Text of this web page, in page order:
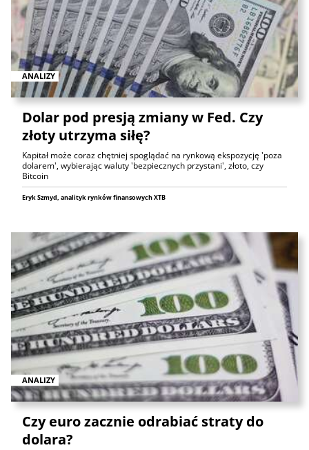
ANALIZY
Dolar pod presją zmiany w Fed. Czy
złoty utrzyma siłę?
Kapitał może coraz chętniej spoglądać na rynkową ekspozycję 'poza
dolarem', wybierając waluty 'bezpiecznych przystani', złoto, czy
Bitcoin
Eryk Szmyd, analityk rynków finansowych XTB
ANALIZY
Czy euro zacznie odrabiać straty do
dolara?